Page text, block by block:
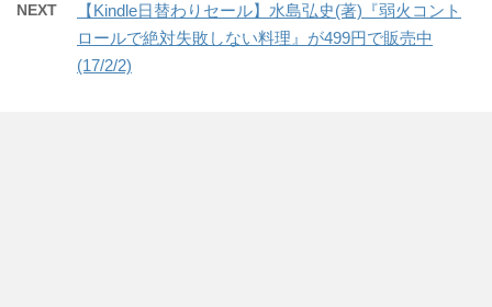
NEXT
【Kindle日替わりセール】水島弘史(著)『弱火コント
ロールで絶対失敗しない料理』が499円で販売中
(17/2/2)